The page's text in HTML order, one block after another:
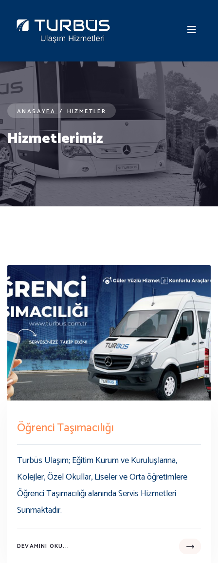
ANASAYFA / HIZMETLER
Hizmetlerimiz
Öğrenci Taşımacılığı
Turbüs Ulaşım; Eğitim Kurum ve Kuruluşlarına,
Kolejler, Özel Okullar, Liseler ve Orta öğretimlere
Öğrenci Taşımacılığı alanında Servis Hizmetleri
Sunmaktadır.
DEVAMINI OKU...